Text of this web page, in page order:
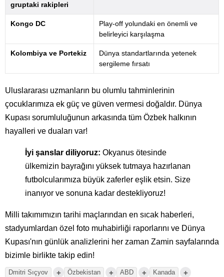
gruptaki rakipleri
Kongo DC
Play-off yolundaki en önemli ve
belirleyici karşılaşma
Kolombiya ve Portekiz
Dünya standartlarında yetenek
sergileme fırsatı
Uluslararası uzmanların bu olumlu tahminlerinin
çocuklarımıza ek güç ve güven vermesi doğaldır. Dünya
Kupası sorumluluğunun arkasında tüm Özbek halkının
hayalleri ve duaları var!
İyi şanslar diliyoruz: Okyanus ötesinde
ülkemizin bayrağını yüksek tutmaya hazırlanan
futbolcularımıza büyük zaferler eşlik etsin. Size
inanıyor ve sonuna kadar destekliyoruz!
Milli takımımızın tarihi maçlarından en sıcak haberleri,
stadyumlardan özel foto muhabirliği raporlarını ve Dünya
Kupası'nın günlük analizlerini her zaman Zamin sayfalarında
bizimle birlikte takip edin!
Dmitri Sıçyov + Özbekistan + ABD + Kanada +